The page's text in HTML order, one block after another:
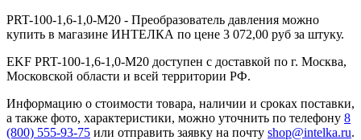
PRT-100-1,6-1,0-M20 - Преобразователь давления можно
купить в магазине ИНТЕЛКА по цене 3 072,00 руб за штуку.
EKF PRT-100-1,6-1,0-M20 доступен с доставкой по г. Москва,
Московской области и всей территории РФ.
Информацию о стоимости товара, наличии и сроках поставки,
а также фото, характеристики, можно уточнить по телефону 8
(800) 555-93-75 или отправить заявку на почту shop@intelka.ru.